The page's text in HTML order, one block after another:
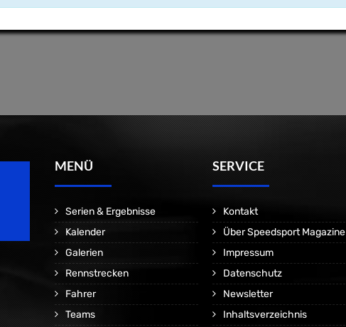
MENÜ
Serien & Ergebnisse
Kalender
Galerien
Rennstrecken
Fahrer
Teams
SERVICE
Kontakt
Über Speedsport Magazine
Impressum
Datenschutz
Newsletter
Inhaltsverzeichnis